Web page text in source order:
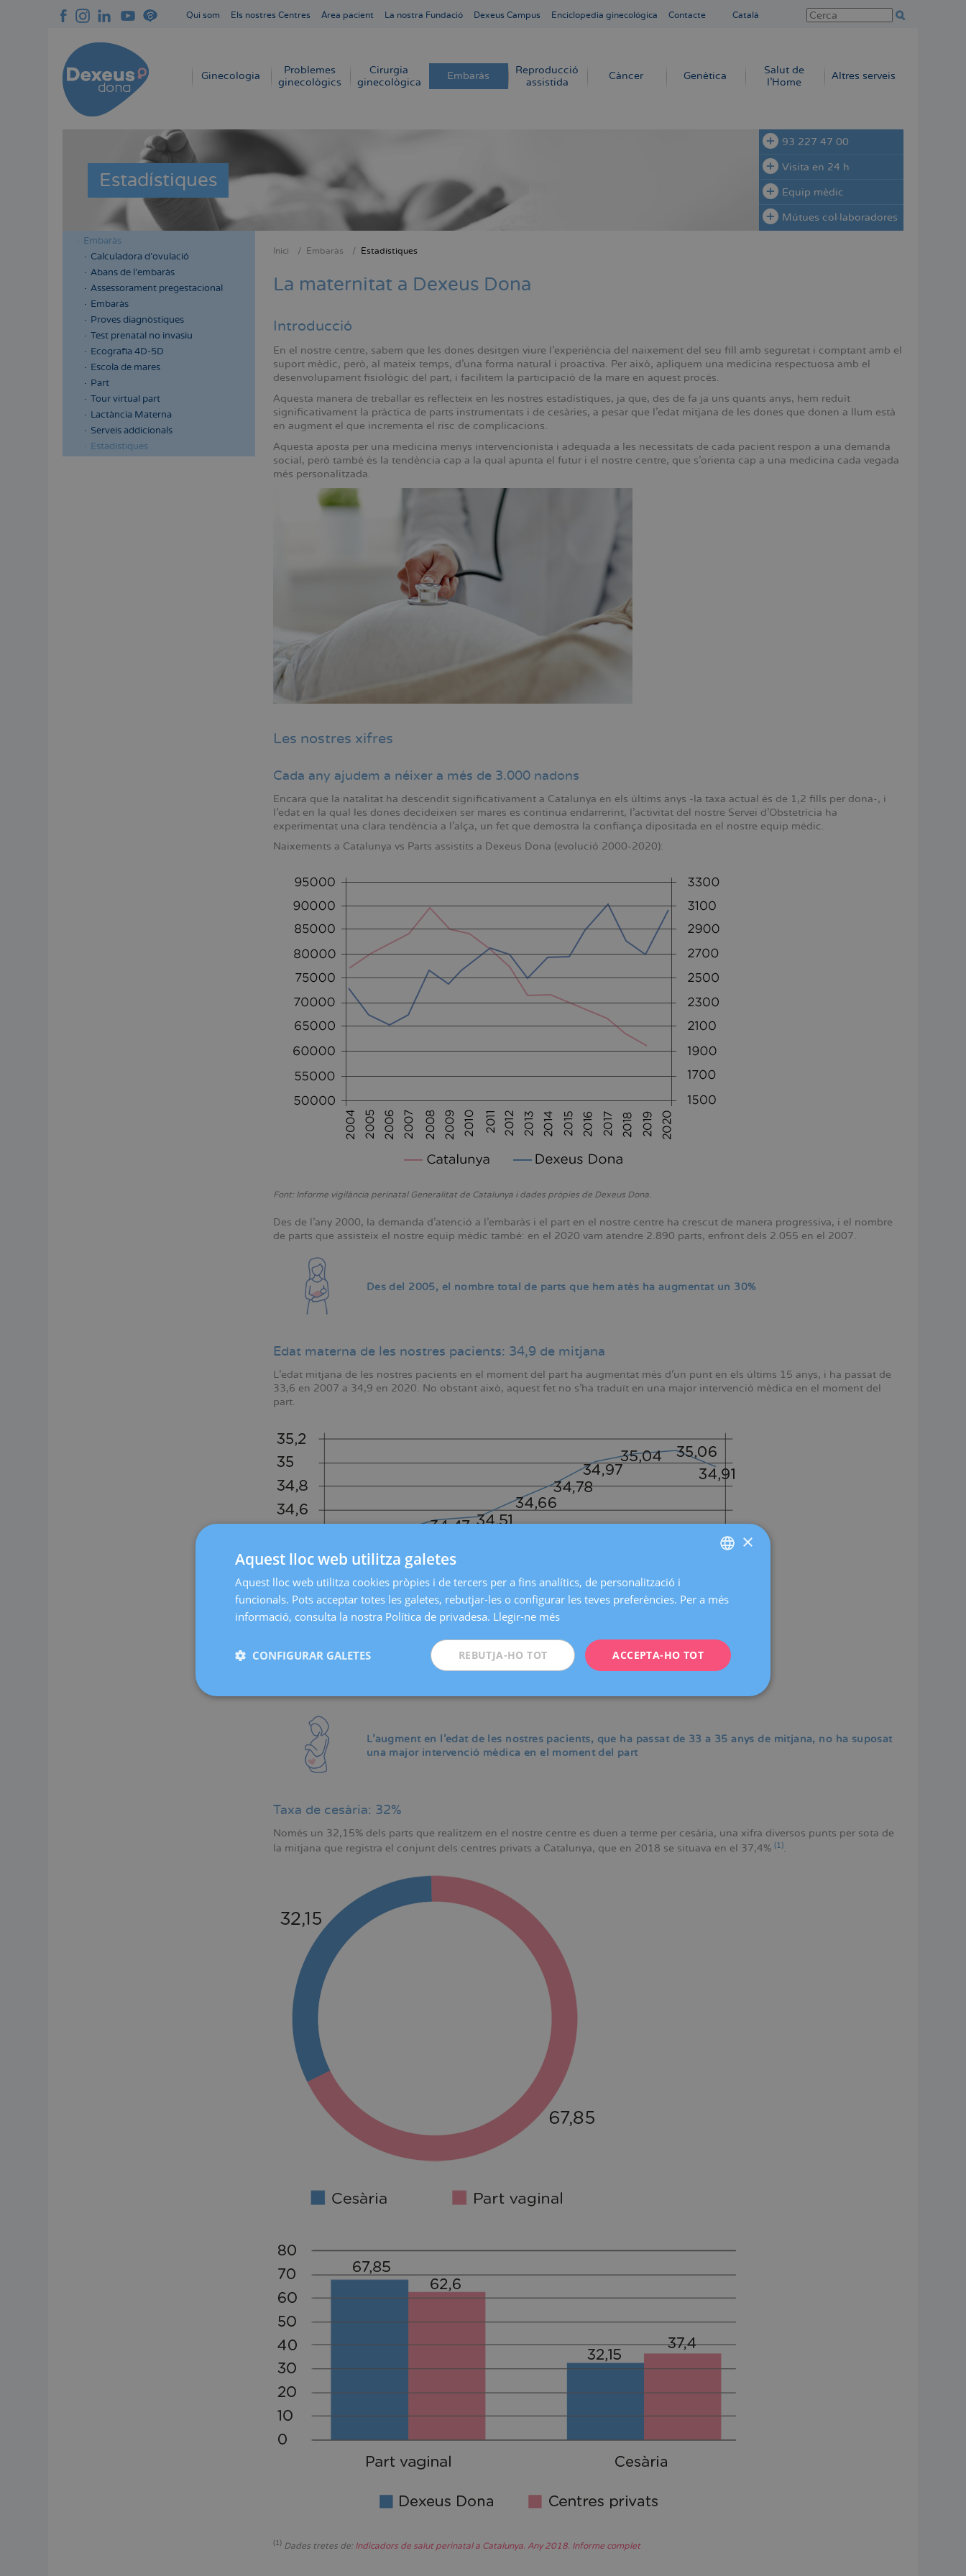
Qui som Els nostres Centres Área pacient La nostra Fundació Dexeus Campus Enciclopedia ginecológica Contacte Català
Navegación
Ginecologia
Problemes
ginecològics
Cirurgia
ginecològica
Embaràs
Reproducció
assistida
Càncer Genètica
Salut de
l'Home
Altres serveis
Estadístiques
93 227 47 00
Visita en 24 h
Equip mèdic
Mútues col·laboradores
Menú
lateral
cabecera
Menú
lateral
principal
Embaràs
Calculadora d'ovulació
Abans de l'embaràs
Assessorament pregestacional
Embaràs
Proves diagnòstiques
Test prenatal no invasiu
Ecografia 4D-5D
Escola de mares
Part
Tour virtual part
Lactància Materna
Serveis addicionals
Estadístiques
d'Ariadna
Inici Embaràs Estadístiques
La maternitat a Dexeus Dona
Introducció
En el nostre centre, sabem que les dones desitgen viure l'experiència del naixement del seu fill amb seguretat i comptant amb el
suport mèdic, però, al mateix temps, d'una forma natural i proactiva. Per això, apliquem una medicina respectuosa amb el
desenvolupament fisiològic del part, i facilitem la participació de la mare en aquest procés.
Aquesta manera de treballar es reflecteix en les nostres estadístiques, ja que, des de fa ja uns quants anys, hem reduït
significativament la pràctica de parts instrumentats i de cesàries, a pesar que l'edat mitjana de les dones que donen a llum està
en augment el que incrementa el risc de complicacions.
Aquesta aposta per una medicina menys intervencionista i adequada a les necessitats de cada pacient respon a una demanda
social, però també és la tendència cap a la qual apunta el futur i el nostre centre, que s'orienta cap a una medicina cada vegada
més personalitzada.
Les nostres xifres
Cada any ajudem a néixer a més de 3.000 nadons
Encara que la natalitat ha descendit significativament a Catalunya en els últims anys -la taxa actual és de 1,2 fills per dona-, i
l'edat en la qual les dones decideixen ser mares es continua endarrerint, l'activitat del nostre Servei d'Obstetrícia ha
experimentat una clara tendència a l'alça, un fet que demostra la confiança dipositada en el nostre equip mèdic.
Naixements a Catalunya vs Parts assistits a Dexeus Dona (evolució 2000-2020):
Font: Informe vigilància perinatal Generalitat de Catalunya i dades pròpies de Dexeus Dona.
Des de l'any 2000, la demanda d'atenció a l'embaràs i el part en el nostre centre ha crescut de manera progressiva, i el nombre
de parts que assisteix el nostre equip mèdic també: en el 2020 vam atendre 2.890 parts, enfront dels 2.055 en el 2007.
Des del 2005, el nombre total de parts que hem atès ha augmentat un 30%
Edat materna de les nostres pacients: 34,9 de mitjana
L'edat mitjana de les nostres pacients en el moment del part ha augmentat més d'un punt en els últims 15 anys, i ha passat de
33,6 en 2007 a 34,9 en 2020. No obstant això, aquest fet no s'ha traduït en una major intervenció mèdica en el moment del
part.
L'augment en l'edat de les nostres pacients, que ha passat de 33 a 35 anys de mitjana, no ha suposat
una major intervenció mèdica en el moment del part
Taxa de cesària: 32%
Només un 32,15% dels parts que realitzem en el nostre centre es duen a terme per cesària, una xifra diversos punts per sota de
la mitjana que registra el conjunt dels centres privats a Catalunya, que en 2018 se situava en el 37,4% (1).
(1) Dades tretes de: Indicadors de salut perinatal a Catalunya. Any 2018. Informe complet
CATALÀ
FRENCH
×
Aquest lloc web utilitza galetes
Aquest lloc web utilitza cookies pròpies i de tercers per a fins analítics, de personalització i
funcionals. Pots acceptar totes les galetes, rebutjar-les o configurar les teves preferències. Per a més
informació, consulta la nostra Política de privadesa. Llegir-ne més
ACCEPTA-HO TOT
REBUTJA-HO TOT
CONFIGURAR GALETES